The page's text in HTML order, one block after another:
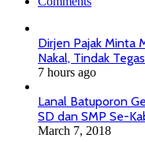
Dirjen Pajak Minta
Nakal, Tindak
7 hours ago
Lanal Batuporon
SD dan SMP Se-
March 7, 2018